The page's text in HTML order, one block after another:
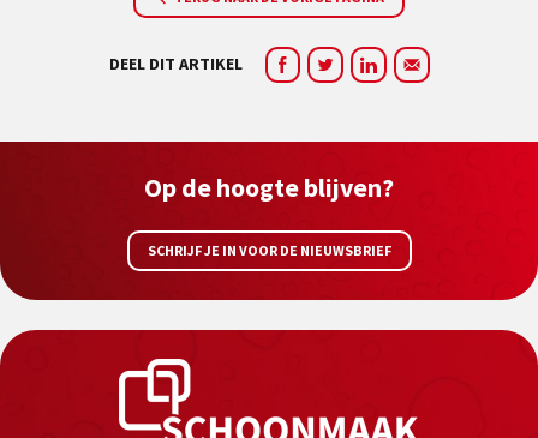
DEEL DIT ARTIKEL
Op de hoogte blijven?
SCHRIJF JE IN VOOR DE NIEUWSBRIEF